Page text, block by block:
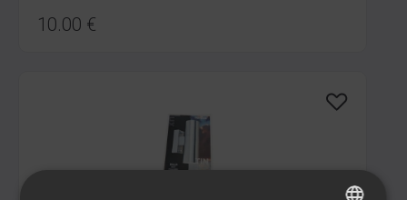
10.00 €